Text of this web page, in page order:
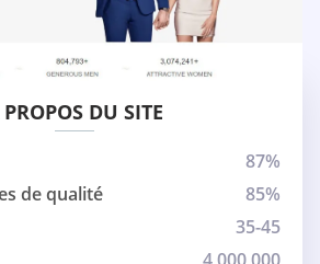
DU SITE
87%
de qualité
85%
35-45